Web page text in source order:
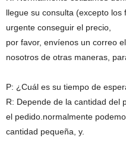
llegue su consulta (excepto
urgente conseguir el precio,
por favor, envíenos un correo
nosotros de otras maneras,
P: ¿Cuál es su tiempo de
R: Depende de la cantidad del
el pedido.normalmente
cantidad pequeña, y.